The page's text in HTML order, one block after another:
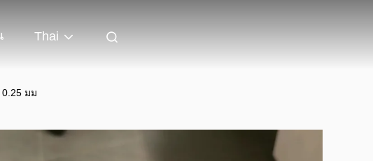
Thai
มม